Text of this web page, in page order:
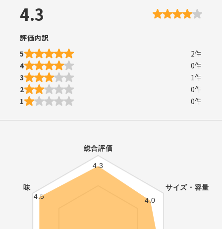
4.3
評価内訳
5
2件
4
0件
3
1件
2
0件
1
0件